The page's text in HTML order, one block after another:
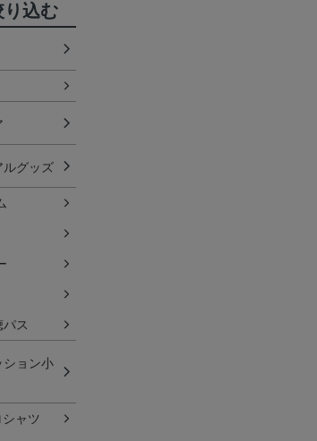
り込む
ルグッズ
ス
ション小
ャツ